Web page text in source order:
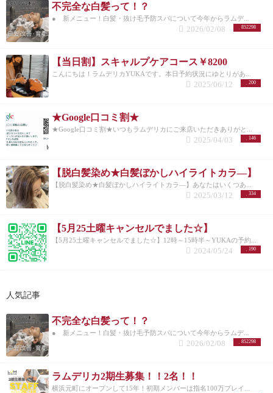
不完全な白髪って！？
● 新メニュー！白髪・抜け毛予防スパについて今年からラムデ...
852298
2026/02/08
【当日割】スキャルプケアコース￥8200
こんにちは！ラムデリカYUKAです。本日予約状況にゆとりがあ...
200
2025/06/12
★Google口コミ割★
★Google口コミ割★いつもラムデリカにご来店いただきありがと...
146
2025/04/03
【脱白髪染め★白髪ぼかしハイライトカラ―】
【脱白髪染め★白髪ぼかしハイライトカラ―】あなたはいくつあ...
334
2025/03/12
【5月25土曜キャンセルでました☆】
【5月25土曜キャンセルでました☆】12時～15時半～YUKAの予約...
190
2024/05/24
人気記事
不完全な白髪って！？
● 新メニュー！白髪・抜け毛予防スパについて今年からラムデ...
852298
2026/02/08
ラムデリカ2期生募集！！2名！！
横浜元町にオープンして15年！初期メンバーは指名100万プレイ...